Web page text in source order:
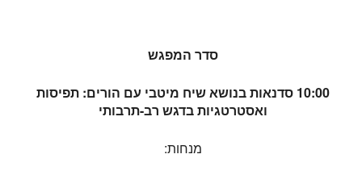
סדר המפגש
10:00 סדנאות בנושא
שיח מיטבי עם הורים: תפיסות
ואסטרטגיות בדגש רב-תרבותי
מנחות: